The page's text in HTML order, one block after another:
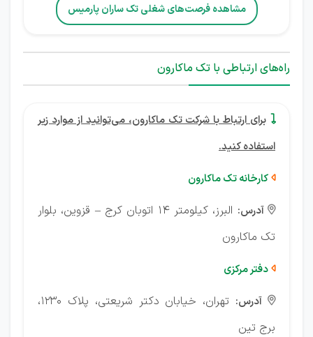
مشاهده فرصت‌های شغلی تک ساران پارمیس
راه‌های ارتباطی با تک ماکارون
 برای ارتباط با شرکت تک ماکارون، می‌توانید از موارد زیر
استفاده کنید.
 کارخانه تک ماکارون
 آدرس:
البرز، کیلومتر ۱۴ اتوبان کرج – قزوین، بلوار
تک ماکارون
 دفتر مرکزی
 آدرس:
تهران، خیابان دکتر شریعتی، پلاک ۱۲۳۰،
برج تین